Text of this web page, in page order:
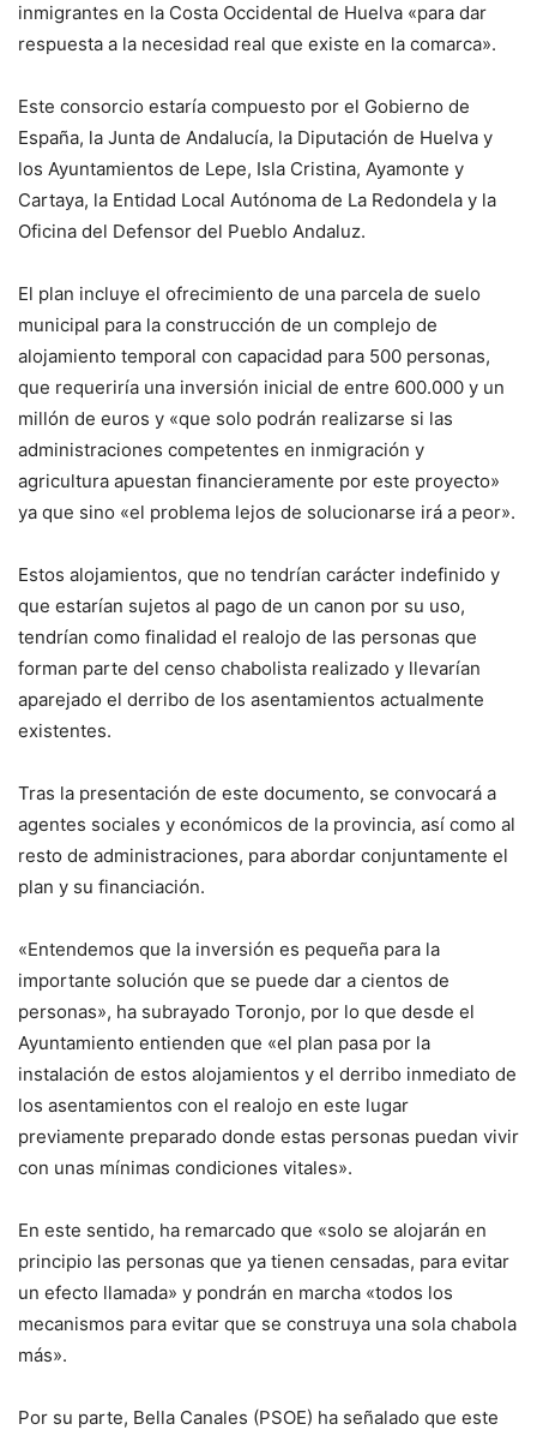
inmigrantes en la Costa Occidental de Huelva «para dar
respuesta a la necesidad real que existe en la comarca».
Este consorcio estaría compuesto por el Gobierno de
España, la Junta de Andalucía, la Diputación de Huelva y
los Ayuntamientos de Lepe, Isla Cristina, Ayamonte y
Cartaya, la Entidad Local Autónoma de La Redondela y la
Oficina del Defensor del Pueblo Andaluz.
El plan incluye el ofrecimiento de una parcela de suelo
municipal para la construcción de un complejo de
alojamiento temporal con capacidad para 500 personas,
que requeriría una inversión inicial de entre 600.000 y un
millón de euros y «que solo podrán realizarse si las
administraciones competentes en inmigración y
agricultura apuestan financieramente por este proyecto»
ya que sino «el problema lejos de solucionarse irá a peor».
Estos alojamientos, que no tendrían carácter indefinido y
que estarían sujetos al pago de un canon por su uso,
tendrían como finalidad el realojo de las personas que
forman parte del censo chabolista realizado y llevarían
aparejado el derribo de los asentamientos actualmente
existentes.
Tras la presentación de este documento, se convocará a
agentes sociales y económicos de la provincia, así como al
resto de administraciones, para abordar conjuntamente el
plan y su financiación.
«Entendemos que la inversión es pequeña para la
importante solución que se puede dar a cientos de
personas», ha subrayado Toronjo, por lo que desde el
Ayuntamiento entienden que «el plan pasa por la
instalación de estos alojamientos y el derribo inmediato de
los asentamientos con el realojo en este lugar
previamente preparado donde estas personas puedan vivir
con unas mínimas condiciones vitales».
En este sentido, ha remarcado que «solo se alojarán en
principio las personas que ya tienen censadas, para evitar
un efecto llamada» y pondrán en marcha «todos los
mecanismos para evitar que se construya una sola chabola
más».
Por su parte, Bella Canales (PSOE) ha señalado que este